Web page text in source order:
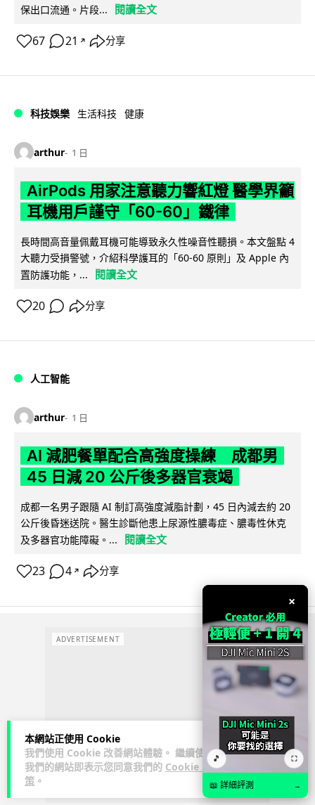
本網站正使用 Cookie
我們使用 Cookie 改善網站體驗。 繼續使用
我們的網站即表示您同意我們的 Cookie 政
策 。
保出口流通。片段...
閱讀全文
67 21 ↗ 分享
科技娛樂 生活科技 健康
arthur 1 日
AirPods 用家注意聽力響紅燈 醫學界籲
耳機用戶謹守「60-60」鐵律
長時間高音量佩戴耳機可能導致永久性噪音性聽損。本文盤點 4
大聽力受損警號，介紹科學護耳的「60-60 原則」及 Apple 內
置防護功能，...
閱讀全文
20 分享
人工智能
arthur 1 日
AI 減肥餐單配合高強度操練 成都男
45 日減 20 公斤後多器官衰竭
成都一名男子跟隨 AI 制訂高強度減脂計劃，45 日內減去約 20
公斤後昏迷送院。醫生診斷他患上尿源性膿毒症、膿毒性休克
及多器官功能障礙。...
閱讀全文
23 4 ↗ 分享
ADVERTISEMENT
×
🎵 ⛶
📖 詳細評測 →